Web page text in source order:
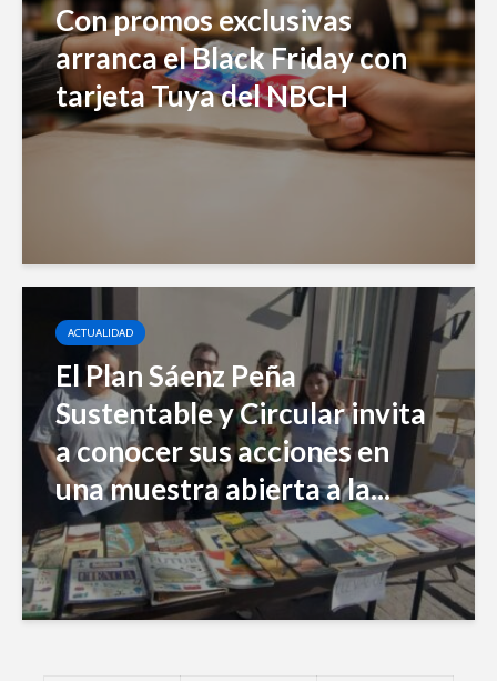
Con promos exclusivas
arranca el Black Friday con
tarjeta Tuya del NBCH
ACTUALIDAD
El Plan Sáenz Peña
Sustentable y Circular invita
a conocer sus acciones en
una muestra abierta a la...